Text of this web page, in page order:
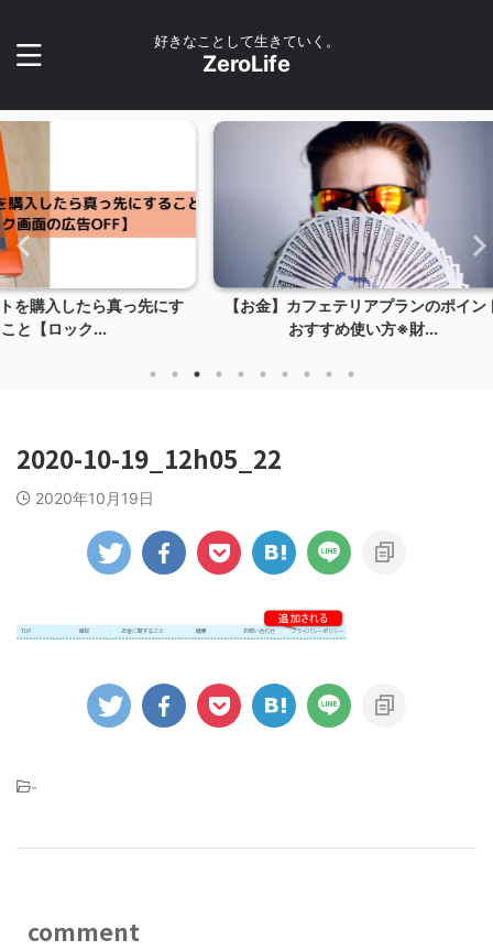
好きなことして生きていく。
ZeroLife
先にす
【お金】カフェテリアプランのポイント
おすすめ使い方※財...
【お金】
2020-10-19_12h05_22
2020年10月19日
-
comment